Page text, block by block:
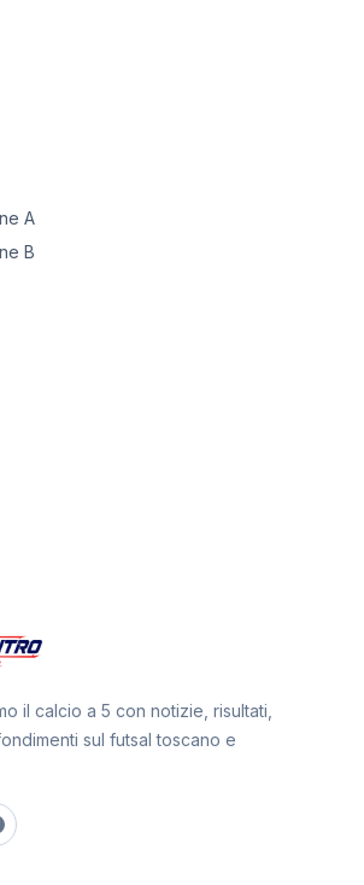
A
B
il calcio a 5 con notizie, risultati,
sul futsal toscano e